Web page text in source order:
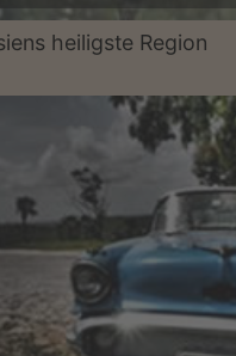
heiligste Region